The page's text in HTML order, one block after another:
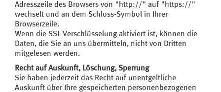
Adresszeile des Browsers von "http://" auf "https://"
wechselt und an dem Schloss-Symbol in Ihrer
Browserzeile.
Wenn die SSL Verschlüsselung aktiviert ist, können die
Daten, die Sie an uns übermitteln, nicht von Dritten
mitgelesen werden.
Recht auf Auskunft, Löschung, Sperrung
Sie haben jederzeit das Recht auf unentgeltliche
Auskunft über Ihre gespeicherten personenbezogenen